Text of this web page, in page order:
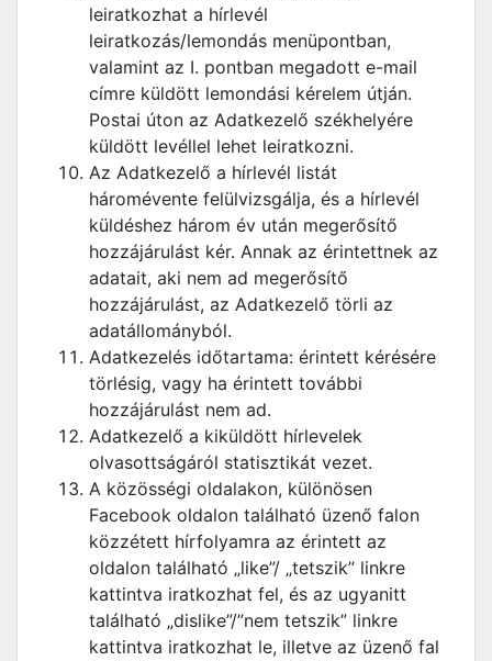
leiratkozhat a hírlevél
leiratkozás/lemondás menüpontban,
valamint az I. pontban megadott e-mail
címre küldött lemondási kérelem útján.
Postai úton az Adatkezelő székhelyére
küldött levéllel lehet leiratkozni.
Az Adatkezelő a hírlevél listát
háromévente felülvizsgálja, és a hírlevél
küldéshez három év után megerősítő
hozzájárulást kér. Annak az érintettnek az
adatait, aki nem ad megerősítő
hozzájárulást, az Adatkezelő törli az
adatállományból.
Adatkezelés időtartama: érintett kérésére
törlésig, vagy ha érintett további
hozzájárulást nem ad.
Adatkezelő a kiküldött hírlevelek
olvasottságáról statisztikát vezet.
A közösségi oldalakon, különösen
Facebook oldalon található üzenő falon
közzétett hírfolyamra az érintett az
oldalon található „like”/ „tetszik” linkre
kattintva iratkozhat fel, és az ugyanitt
található „dislike”/”nem tetszik” linkre
kattintva iratkozhat le, illetve az üzenő fal